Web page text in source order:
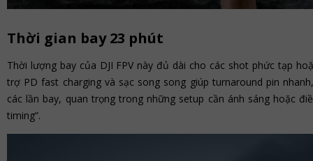
Thời gian bay 23 phút
Thời lượng bay của DJI FPV này đủ dài cho các shot phức tạp
trợ PD fast charging và sạc song song giúp turnaround pin
các lần bay, quan trọng trong những setup cần ánh sáng hoặc
timing”.